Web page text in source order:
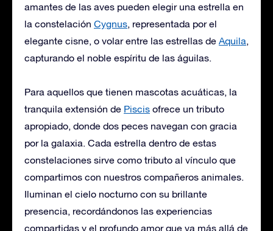
amantes de las aves pueden elegir una estrella en
la constelación Cygnus, representada por el
elegante cisne, o volar entre las estrellas de Aquila,
capturando el noble espíritu de las águilas.
Para aquellos que tienen mascotas acuáticas, la
tranquila extensión de Piscis ofrece un tributo
apropiado, donde dos peces navegan con gracia
por la galaxia. Cada estrella dentro de estas
constelaciones sirve como tributo al vínculo que
compartimos con nuestros compañeros animales.
Iluminan el cielo nocturno con su brillante
presencia, recordándonos las experiencias
compartidas y el profundo amor que va más allá de